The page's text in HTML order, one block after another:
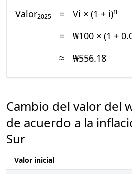
Valor2025 = Vi × (1 + i)n
= ₩100 × (1 +
≈ ₩556.18
Cambio del valor del
de acuerdo a la
Sur
Valor inicial